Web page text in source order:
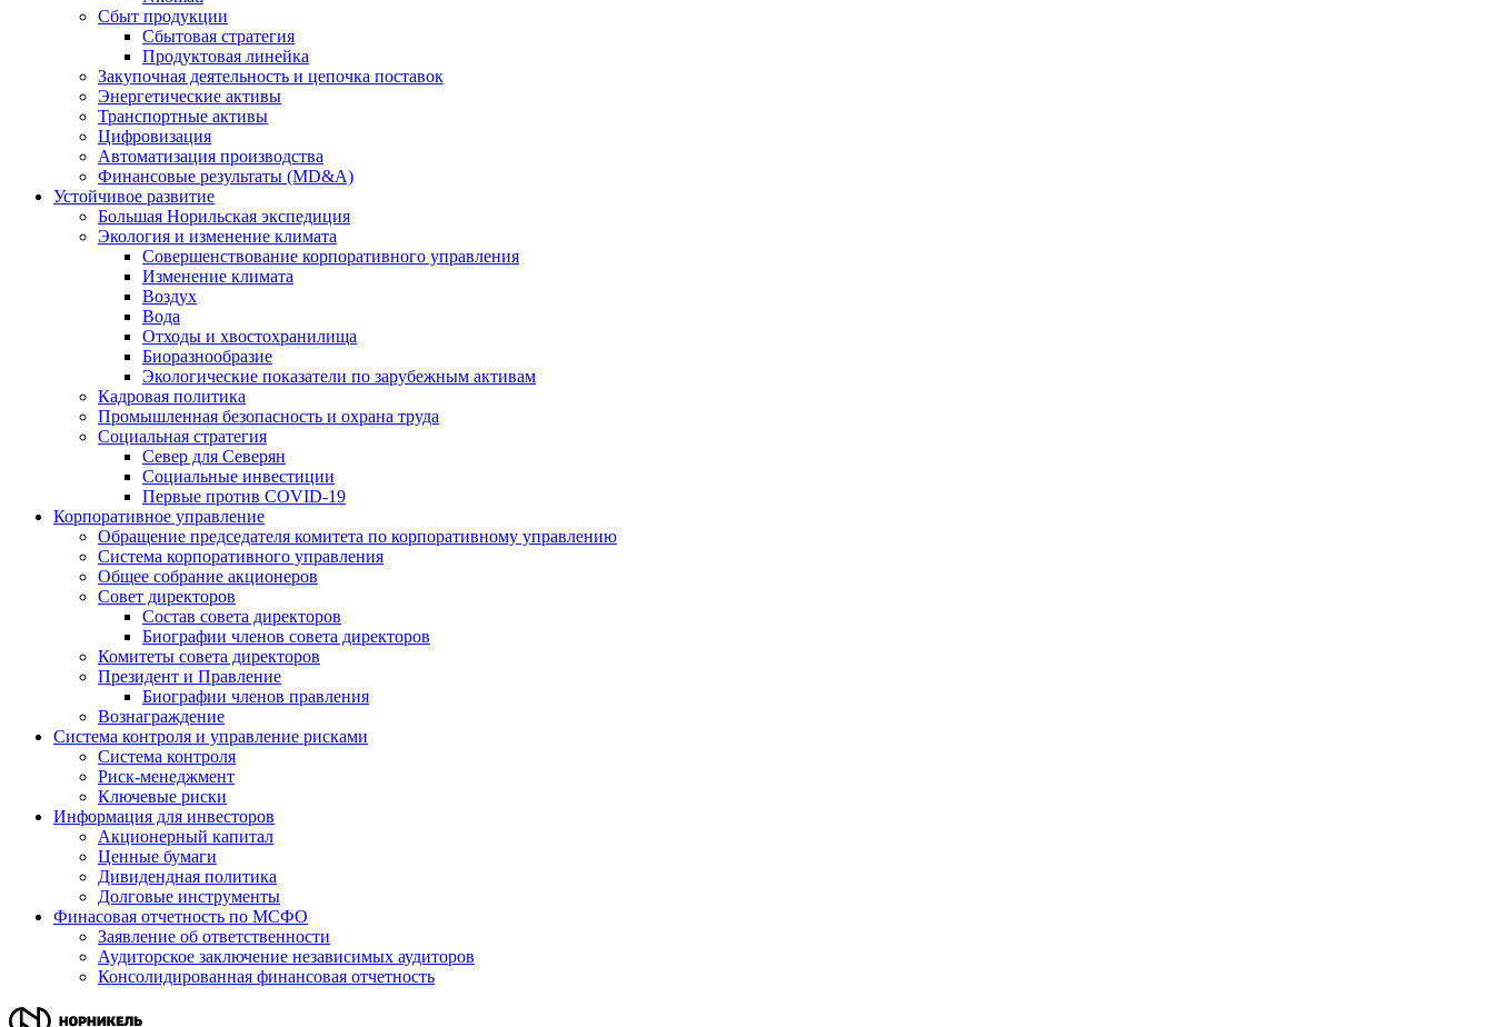
Сбыт продукции
Сбытовая стратегия
Продуктовая линейка
Закупочная деятельность и цепочка поставок
Энергетические активы
Транспортные активы
Цифровизация
Автоматизация производства
Финансовые результаты (MD&A)
Устойчивое развитие
Большая Норильская экспедиция
Экология и изменение климата
Совершенствование корпоративного управления
Изменение климата
Воздух
Вода
Отходы и хвостохранилища
Биоразнообразие
Экологические показатели по зарубежным активам
Кадровая политика
Промышленная безопасность и охрана труда
Социальная стратегия
Север для Северян
Социальные инвестиции
Первые против COVID‑19
Корпоративное управление
Обращение председателя комитета по корпоративному управлению
Система корпоративного управления
Общее собрание акционеров
Совет директоров
Состав совета директоров
Биографии членов совета директоров
Комитеты совета директоров
Президент и Правление
Биографии членов правления
Вознаграждение
Система контроля и управление рисками
Система контроля
Риск-менеджмент
Ключевые риски
Информация для инвесторов
Акционерный капитал
Ценные бумаги
Дивидендная политика
Долговые инструменты
Финасовая отчетность по МСФО
Заявление об ответственности
Аудиторское заключение независимых аудиторов
Консолидированная финансовая отчетность